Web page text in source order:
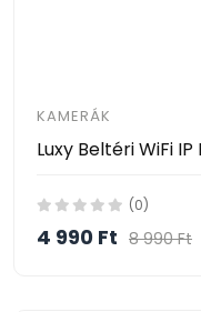
KAMERÁK
(0)
4 990 Ft 8 990 Ft